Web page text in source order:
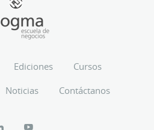
Ediciones
Cursos
Noticias Contáctanos